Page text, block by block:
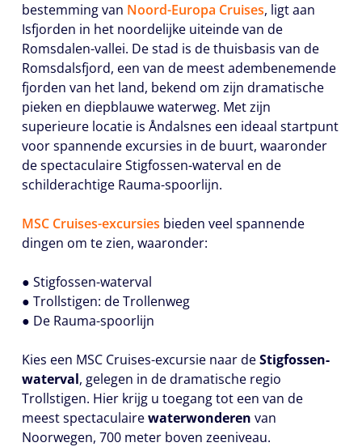
bestemming van Noord-Europa Cruises, ligt aan
Isfjorden in het noordelijke uiteinde van de
Romsdalen-vallei. De stad is de thuisbasis van de
Romsdalsfjord, een van de meest adembenemende
fjorden van het land, bekend om zijn dramatische
pieken en diepblauwe waterweg. Met zijn
superieure locatie is Åndalsnes een ideaal startpunt
voor spannende excursies in de buurt, waaronder
de spectaculaire Stigfossen-waterval en de
schilderachtige Rauma-spoorlijn.
MSC Cruises-excursies bieden veel spannende
dingen om te zien, waaronder:
● Stigfossen-waterval
● Trollstigen: de Trollenweg
● De Rauma-spoorlijn
Kies een MSC Cruises-excursie naar deStigfossen-
waterval, gelegen in de dramatische regio
Trollstigen. Hier krijg u toegang tot een van de
meest spectaculairewaterwonderen van
Noorwegen, 700 meter boven zeeniveau.